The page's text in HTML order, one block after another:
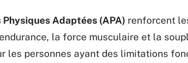
Adaptées (APA) renforcent
la force musculaire et la
les personnes ayant des limitations